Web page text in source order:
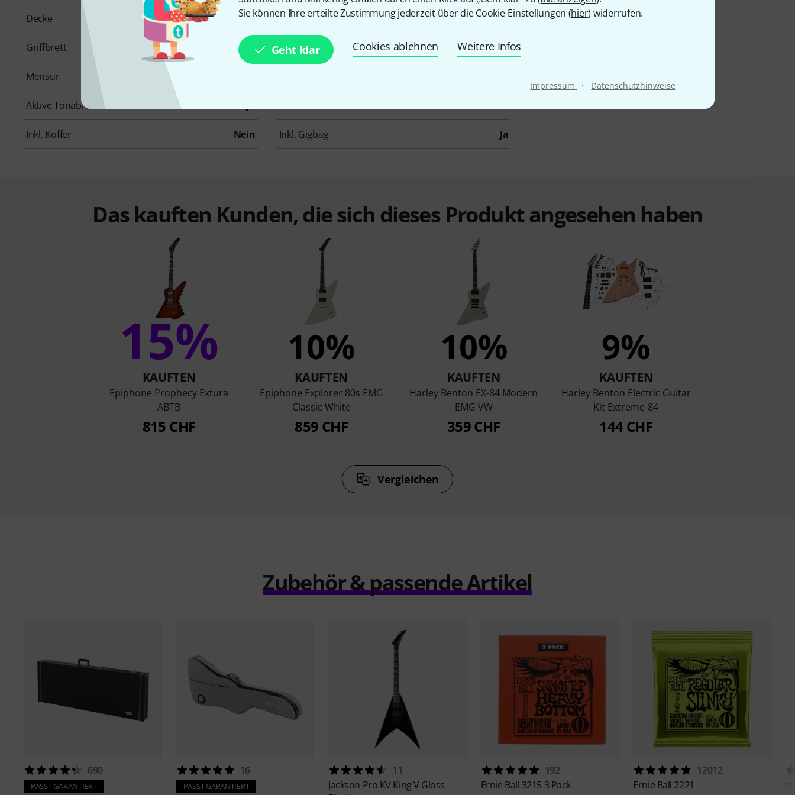
Sie können Ihre erteilte Zustimmung jederzeit über die Cookie-Einstellungen (hier) widerrufen.
Geht klar Cookies ablehnen Weitere Infos
Impressum · Datenschutzhinweise
Decke Keine Hals Mahagoni
Griffbrett Ebenholz Bünde 24
Mensur
Aktive Tonabnehmer Ja Tremolo Nein
Inkl. Koffer Nein Inkl. Gigbag Ja
Das kauften Kunden, die sich dieses Produkt angesehen haben
15%
KAUFTEN
Epiphone Prophecy Extura
ABTB
815 CHF
10%
KAUFTEN
Epiphone Explorer 80s EMG
Classic White
859 CHF
10%
KAUFTEN
Harley Benton EX-84 Modern
EMG VW
359 CHF
9%
KAUFTEN
Harley Benton Electric Guitar
Kit Extreme-84
144 CHF
Vergleichen
Zubehör & passende Artikel
690
PASST GARANTIERT
16
PASST GARANTIERT
11
Jackson Pro KV King V Gloss
192
Ernie Ball 3215 3 Pack
12012
Ernie Ball 2221